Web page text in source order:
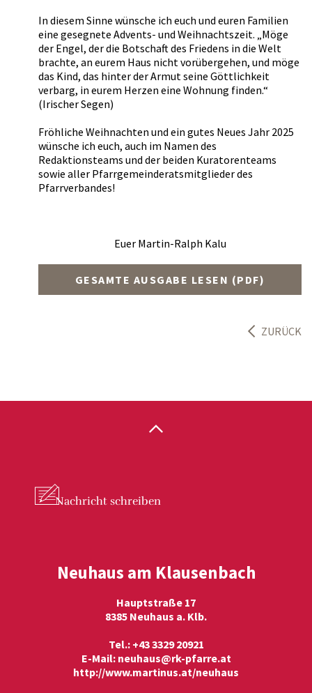
In diesem Sinne wünsche ich euch und euren Familien
eine gesegnete Advents- und Weihnachtszeit. „Möge
der Engel, der die Botschaft des Friedens in die Welt
brachte, an eurem Haus nicht vorübergehen, und möge
das Kind, das hinter der Armut seine Göttlichkeit
verbarg, in eurem Herzen eine Wohnung finden.“
(Irischer Segen)
Fröhliche Weihnachten und ein gutes Neues Jahr 2025
wünsche ich euch, auch im Namen des
Redaktionsteams und der beiden Kuratorenteams
sowie aller Pfarrgemeinderatsmitglieder des
Pfarrverbandes!
Euer Martin-Ralph Kalu
GESAMTE AUSGABE LESEN (PDF)
ZURÜCK
Nachricht schreiben
Neuhaus am Klausenbach
Hauptstraße 17
8385 Neuhaus a. Klb.
Tel.: +43 3329 20921
E-Mail: neuhaus@rk-pfarre.at
http://www.martinus.at/neuhaus